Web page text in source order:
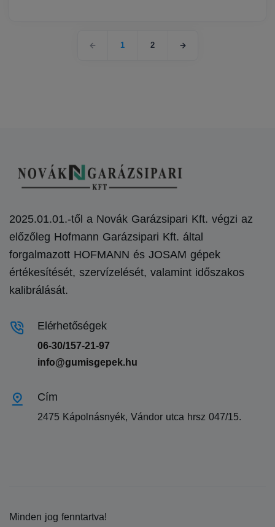
1 2
2025.01.01.-től a Novák Garázsipari Kft. végzi az
előzőleg Hofmann Garázsipari Kft. által
forgalmazott HOFMANN és JOSAM gépek
értékesítését, szervízelését, valamint időszakos
kalibrálását.
Elérhetőségek
06-30/157-21-97
info@gumisgepek.hu
Cím
2475 Kápolnásnyék, Vándor utca hrsz 047/15.
Minden jog fenntartva!